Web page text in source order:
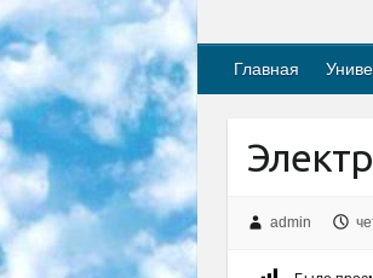
Главная
admin